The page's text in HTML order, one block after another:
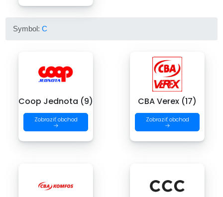
Symbol:C
Coop Jednota (9)
Zobraziť obchod
→
CBA Verex (17)
Zobraziť obchod
→